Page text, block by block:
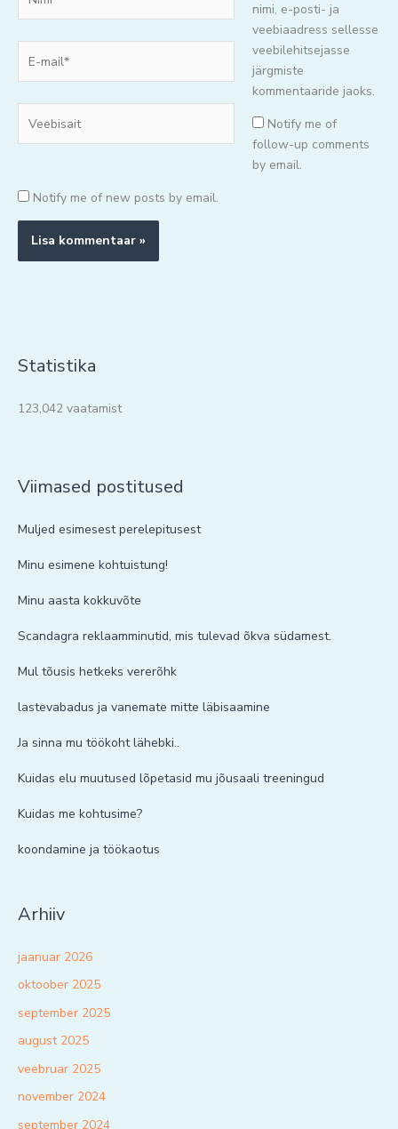
mail*
nimi, e-posti- ja
veebiaadress sellesse
veebilehitsejasse
järgmiste
kommentaaride jaoks.
Notify me of
follow-up comments
by email.
Notify me of new posts by email.
Statistika
123,042 vaatamist
Viimased postitused
Muljed esimesest perelepitusest
Minu esimene kohtuistung!
Minu aasta kokkuvõte
Scandagra reklaamminutid, mis tulevad õkva südamest.
Mul tõusis hetkeks vererõhk
lastevabadus ja vanemate mitte läbisaamine
Ja sinna mu töökoht lähebki..
Kuidas elu muutused lõpetasid mu jõusaali treeningud
Kuidas me kohtusime?
koondamine ja töökaotus
Arhiiv
jaanuar 2026
oktoober 2025
september 2025
august 2025
veebruar 2025
november 2024
september 2024